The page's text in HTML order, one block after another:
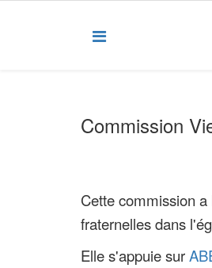
Commission
Cette commission
fraternelles dans
Elle s'appuie sur